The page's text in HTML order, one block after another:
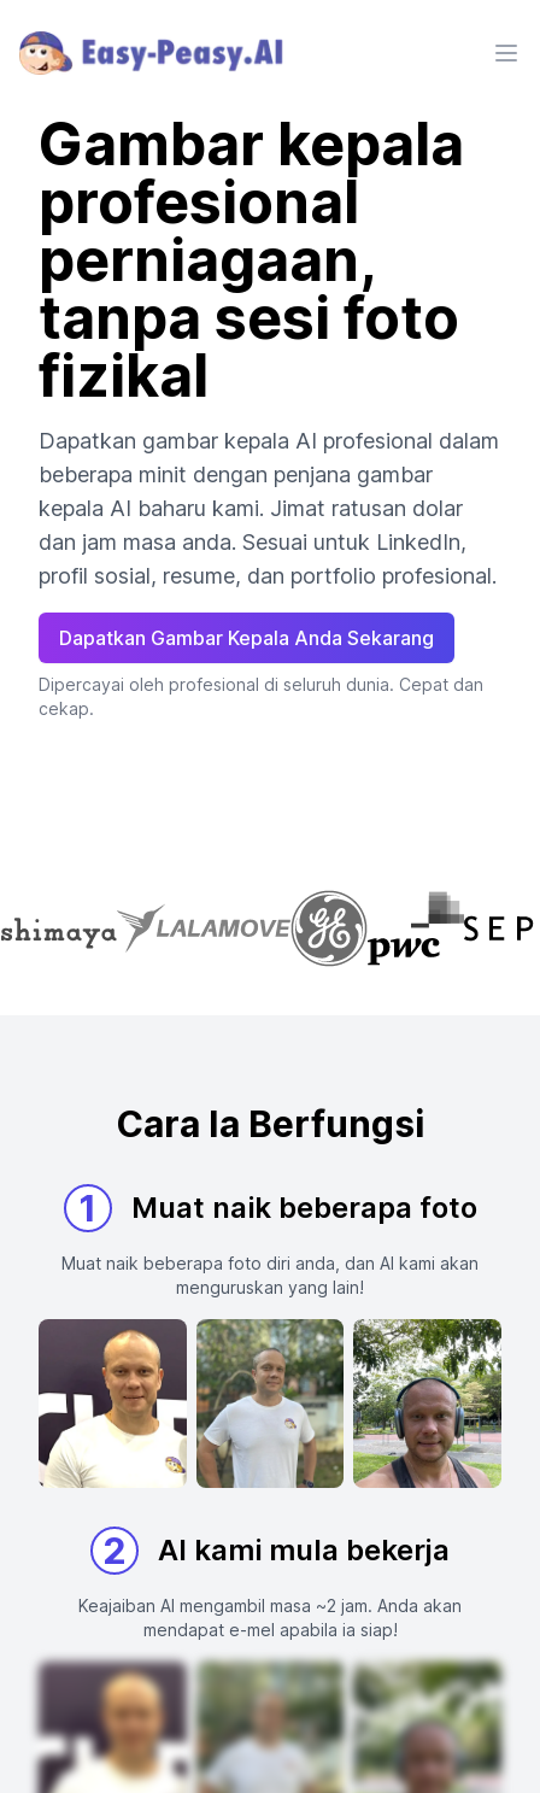
Gambar kepala
profesional
perniagaan,
tanpa sesi foto
fizikal
Dapatkan gambar kepala AI profesional dalam
beberapa minit dengan penjana gambar
kepala AI baharu kami. Jimat ratusan dolar
dan jam masa anda. Sesuai untuk LinkedIn,
profil sosial, resume, dan portfolio profesional.
Dapatkan Gambar Kepala Anda Sekarang
Dipercayai oleh profesional di seluruh dunia. Cepat dan
cekap.
Cara Ia Berfungsi
1
Muat naik beberapa foto
Muat naik beberapa foto diri anda, dan AI kami akan
menguruskan yang lain!
2 AI kami mula bekerja
Keajaiban AI mengambil masa ~2 jam. Anda akan
mendapat e-mel apabila ia siap!